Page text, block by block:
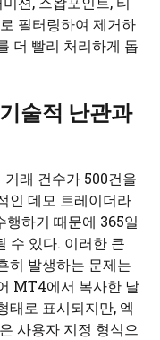
필터링하여 제거하
더 빨리 처리하게 돕
술적 난관과
래 건수가 500건을
인 데모 트레이더라
행하기 때문에 365일
수 있다. 이러한 큰
히 발생하는 문제는
MT4에서 복사한 날
태로 표시되지만, 엑
사용자 지정 형식으